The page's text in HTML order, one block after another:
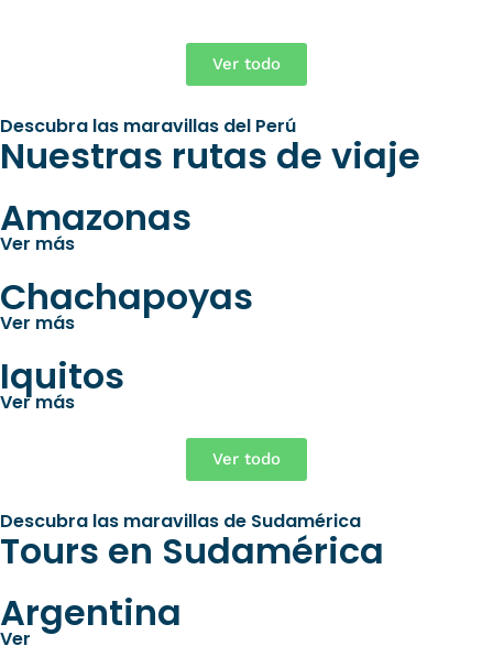
Ver todo
Descubra las maravillas del Perú
Nuestras rutas de viaje
Amazonas
Ver más
Chachapoyas
Ver más
Iquitos
Ver más
Ver todo
Descubra las maravillas de Sudamérica
Tours en Sudamérica
Argentina
Ver